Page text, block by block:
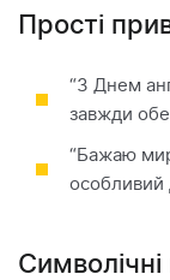
Прості
“З Днем
завжди
“Бажаю
особливий